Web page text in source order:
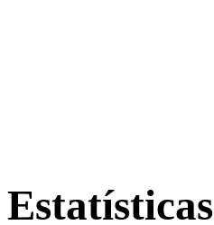
Estatísticas